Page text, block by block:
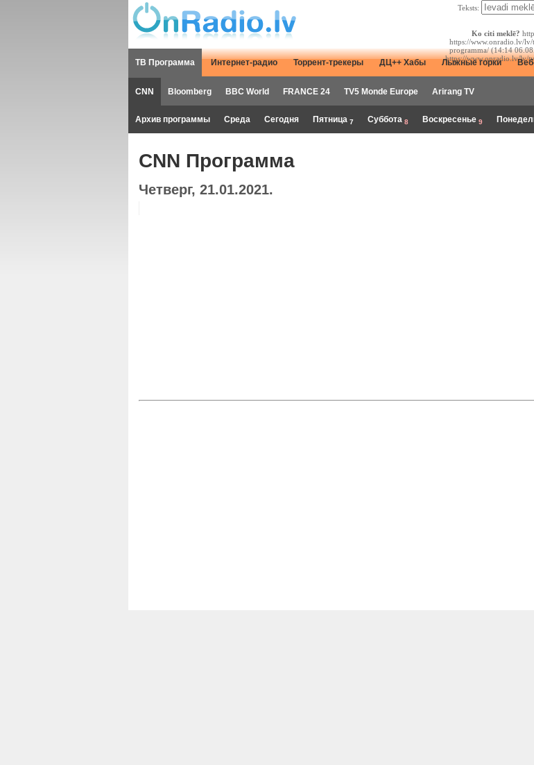
Teksts:
Ko citi meklē?
https://www.onradio.lv/
programma/ (14:14
https://www.onradio.lv/lv/
ТВ Программа Интернет-радио Торрент-трекеры ДЦ++ Хабы Лыжные горки
CNN Bloomberg BBC World FRANCE 24 TV5 Monde Europe Arirang TV
Архив программы Среда Сегодня Пятница 7 Суббота 8 Воскресенье 9
CNN Программа
Четверг, 21.01.2021.